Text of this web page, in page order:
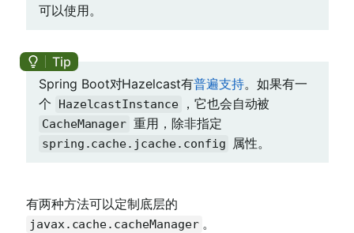
可以使用。
Spring Boot对Hazelcast有普遍支持。如果有一
个
HazelcastInstance ，它也会自动被
CacheManager 重用，除非指定
spring.cache.jcache.config 属性。
有两种方法可以定制底层的
javax.cache.cacheManager 。